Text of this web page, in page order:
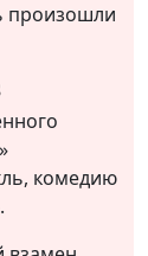
произошли
комедию